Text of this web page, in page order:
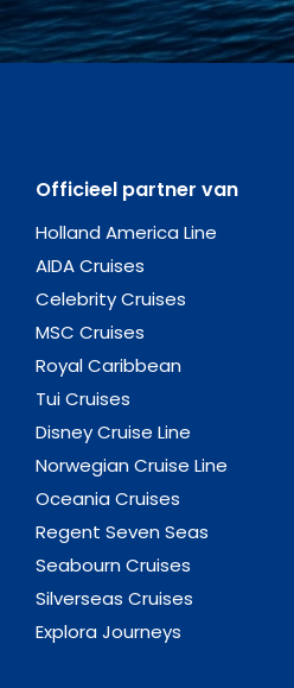
Officieel partner van
Holland America Line
AIDA Cruises
Celebrity Cruises
MSC Cruises
Royal Caribbean
Tui Cruises
Disney Cruise Line
Norwegian Cruise Line
Oceania Cruises
Regent Seven Seas
Seabourn Cruises
Silverseas Cruises
Explora Journeys